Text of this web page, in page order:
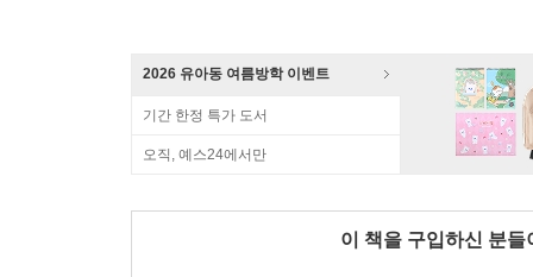
2026 유아동 여름방학 이벤트
기간 한정 특가 도서
오직, 예스24에서만
이 책을 구입하신 분